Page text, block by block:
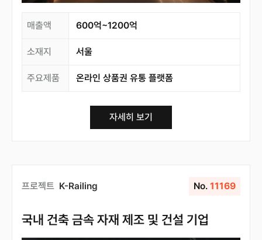
매출액 600억~1200억
소재지 서울
주요제품 온라인 상품권 유통 플랫폼
자세히 보기
프로젝트 K-Railing No. 11169
국내 건축 금속 자재 제조 및 건설 기업